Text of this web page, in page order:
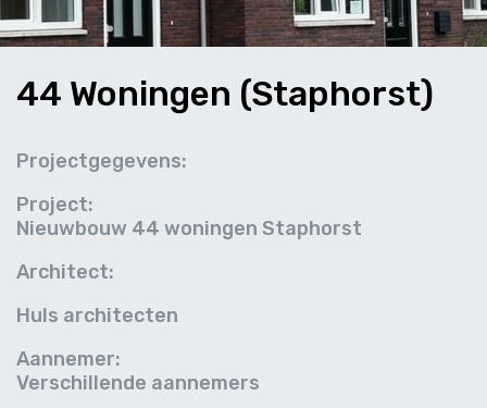
44 Woningen (Staphorst)
Projectgegevens:
Project:
Nieuwbouw 44 woningen Staphorst
Architect:
Huls architecten
Aannemer:
Verschillende aannemers